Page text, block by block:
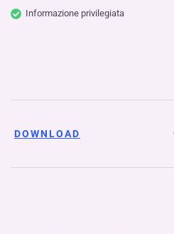
Informazione privilegiata
DOWNLOAD